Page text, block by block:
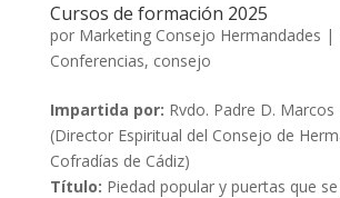
Cursos de formación 2025
por Marketing Consejo Hermandades |
Conferencias, consejo
Impartida por: Rvdo. Padre D.
(Director Espiritual del Consejo de
Cofradías de Cádiz)
Título: Piedad popular y puertas que